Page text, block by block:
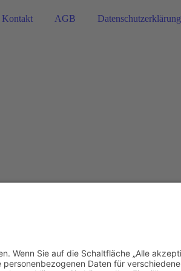
Kontakt AGB Datenschutzerklärung